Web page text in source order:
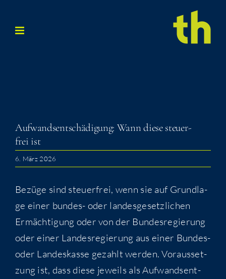
Inhalt
Auf­wands­ent­schä­di­gung: Wann die­se steu­er­
frei ist
6. März 2026
Bezü­ge sind steu­er­frei, wenn sie auf Grund­la­
ge einer bun­des- oder lan­des­ge­setz­li­chen
Ermäch­ti­gung oder von der Bun­des­re­gie­rung
oder einer Lan­des­re­gie­rung aus einer Bun­des-
oder Lan­des­kas­se gezahlt wer­den. Vor­aus­set­
zung ist, dass die­se jeweils als Auf­wands­ent­